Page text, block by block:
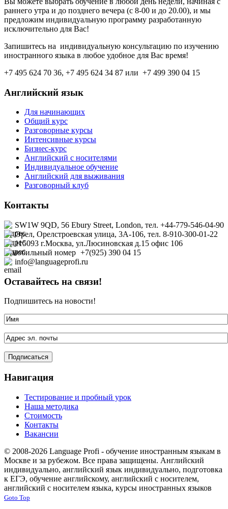
раннего утра и до позднего вечера (с 8-00 и до 20.00), и мы
предложим индивидуальную программу разработанную
исключительно для Вас!
Запишитесь на индивидуальную консультацию по изучению
иностранного языка в любое удобное для Вас время!
+7 495 624 70 36, +7 495 624 34 87 или +7 499 390 04 15
Английский язык
Для начинающих
Общий курс
Разговорные курсы
Интенсивные курсы
Бизнес-курс
Английский с носителями
Индивидуальное обучение
Aнглийский для выживания
Разговорный клуб
Контакты
SW1W 9QD, 56 Ebury Street, London, тел. +44-779-546-04-90
Орел, Орелстроевская улица, 3А-106, тел. 8-910-300-01-22
115093 г.Москва, ул.Люсиновская д.15 офис 106
+7(925) 390 04 15
info@languageprofi.ru
Оставайтесь на связи!
Подпишитесь на новости!
Навигация
Тестирование и пробный урок
Наша методика
Стоимость
Контакты
Вакансии
© 2008-2026 Language Profi - обучение иностранным языкам в
Москве и за рубежом. Все права защищены. Английский
индивидуально, английский язык индивидуально, подготовка
к ЕГЭ, обучение английскому, английский с носителем,
английский с носителем языка, курсы иностранных языков
Goto Top